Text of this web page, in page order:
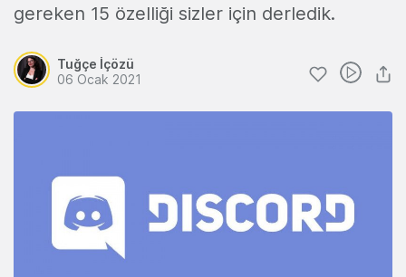
gereken 15 özelliği sizler için derledik.
Tuğçe İçözü
06 Ocak 2021